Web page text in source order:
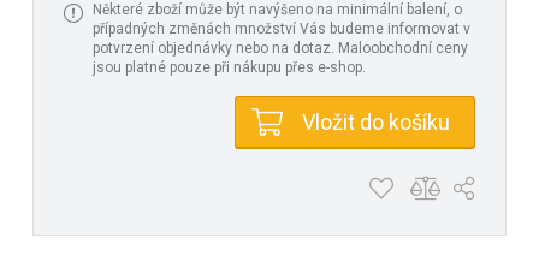
Některé zboží může být navýšeno na minimální balení, o
případných změnách množství Vás budeme informovat v
potvrzení objednávky nebo na dotaz. Maloobchodní ceny
jsou platné pouze při nákupu přes e-shop.
Vložit do košíku